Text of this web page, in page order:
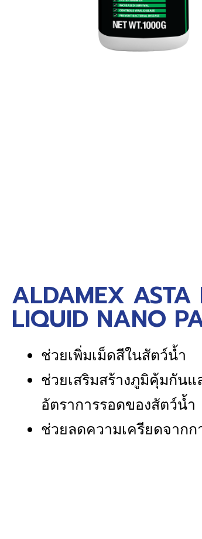
ALDAMEX
LIQUID NANO
ช่วยเพิ่มเม็ดสีในสัตว์น้ำ
ช่วยเสริมสร้างภูมิคุ้มกันแ
อัตราการรอดของสัตว์น้ำ
ช่วยลดความเครียดจาก